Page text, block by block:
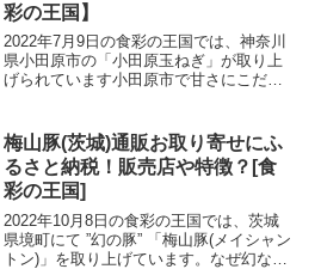
彩の王国】
2022年7月9日の食彩の王国では、神奈川
県小田原市の「小田原玉ねぎ」が取り上
げられています小田原市で甘さにこだわ
言われたりもしているんですよ限られた
時期に収穫するので...
梅山豚(茨城)通販お取り寄せにふ
るさと納税！販売店や特徴？[食
彩の王国]
2022年10月8日の食彩の王国では、茨城
県境町にて ”幻の豚” 「梅山豚(メイシャン
トン)」を取り上げています。なぜ幻なの